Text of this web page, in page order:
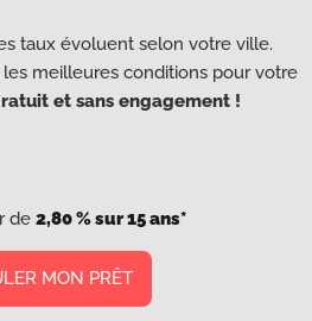
taux évoluent selon votre ville.
meilleures conditions pour votre
et sans engagement !
de 2,80 % sur 15 ans*
MON PRÊT